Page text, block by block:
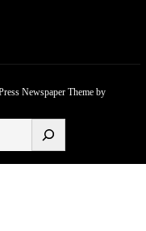
Newspaper Themeby